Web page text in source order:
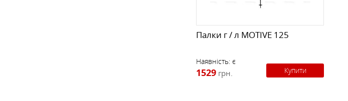
Палки г / л MOTIVE 125
Наявність: є
1529 грн. Купити